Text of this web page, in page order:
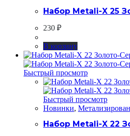
Набор Metali-X 25
230 ₽
В корзину
Быстрый просмотр
Быстрый просмотр
Новинки,
Набор Metali-X 22